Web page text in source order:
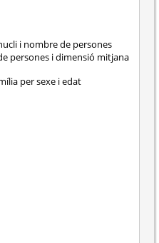
i nombre de persones
persones i dimensió mitjana
per sexe i edat